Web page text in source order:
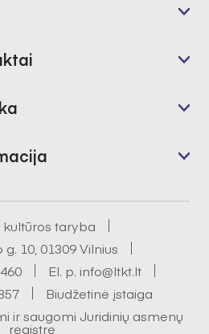
kultūros taryba
10, 01309 Vilnius
El. p. info@ltkt.lt
Biudžetinė įstaiga
ir saugomi Juridinių asmenų
registre